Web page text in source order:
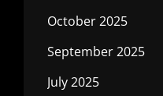
October 2025
September 2025
July 2025